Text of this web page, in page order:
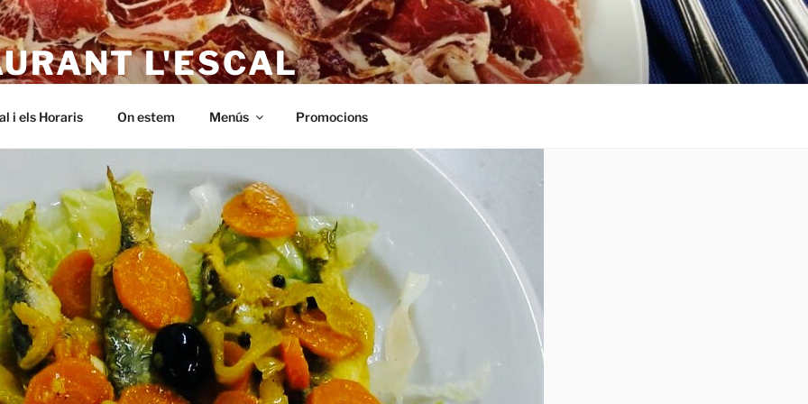
L'ESCAL
i els Horaris On estem Menús Promocions